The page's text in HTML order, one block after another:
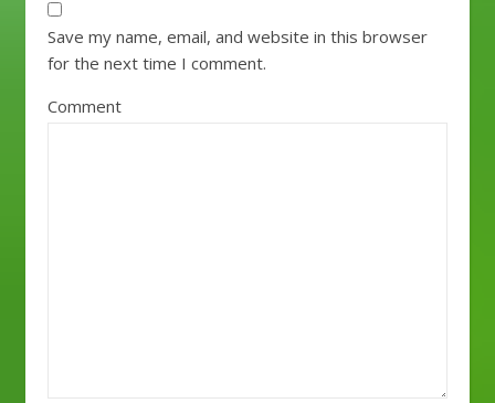
Save my name, email, and website in this browser
for the next time I comment.
Comment